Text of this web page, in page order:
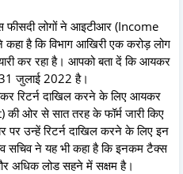
फीसदी लोगों ने आइटीआर (Income
है कि विभाग आखिरी एक करोड़ लोग
कर रहा है। आपको बता दें कि आयकर
31 जुलाई 2022 है।
रिटर्न दाखिल करने के लिए आयकर
ओर से सात तरह के फॉर्म जारी किए
उन्हें रिटर्न दाखिल करने के लिए इन
सचिव ने यह भी कहा है कि इनकम टैक्स
अधिक लोड सहने में सक्षम है।